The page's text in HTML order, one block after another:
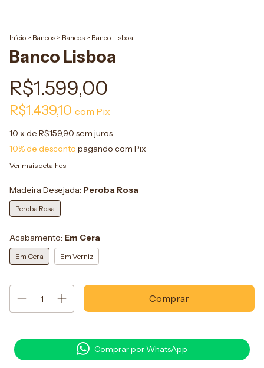
Início > Bancos > Bancos > Banco Lisboa
Banco Lisboa
R$1.599,00
R$1.439,10 com Pix
10 x de R$159,90 sem juros
10% de desconto pagando com Pix
Ver mais detalhes
Madeira Desejada: Peroba Rosa
Peroba Rosa
Acabamento: Em Cera
Em Cera Em Verniz
Comprar por WhatsApp